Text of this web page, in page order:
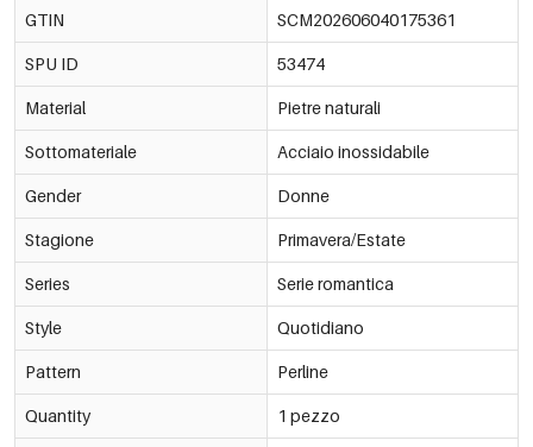
GTIN SCM202606040175361
SPU ID 53474
Material Pietre naturali
Sottomateriale Acciaio inossidabile
Gender Donne
Stagione Primavera/Estate
Series Serie romantica
Style Quotidiano
Pattern Perline
Quantity 1 pezzo